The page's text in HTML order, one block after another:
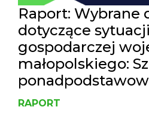
Raport: Wybrane
dotyczące
gospodarczej
małopolskiego:
RAPORT